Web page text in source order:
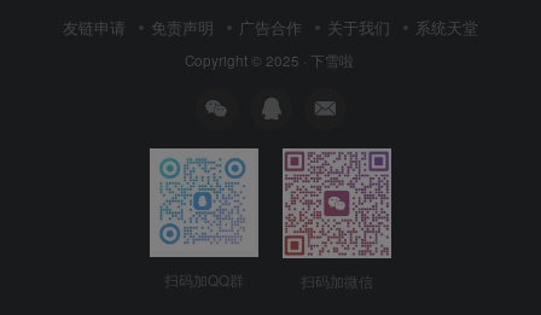
友链申请 免责声明 广告合作 关于我们 系统天堂
Copyright © 2025 · 下雪啦
扫码加QQ群 扫码加微信